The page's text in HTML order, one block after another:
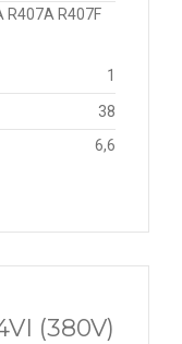
R407A R407F
1
38
6,6
(380V)